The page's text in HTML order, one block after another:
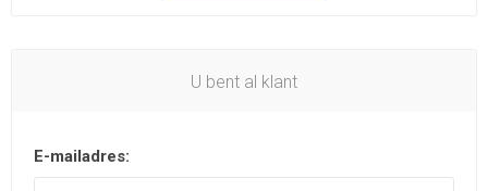
U bent al klant
E-mailadres: